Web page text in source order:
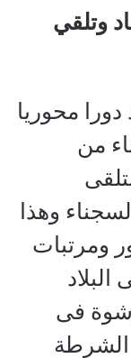
وتلقي
محوريا
من
وهذا
ومرتبات
فى
الشرطة